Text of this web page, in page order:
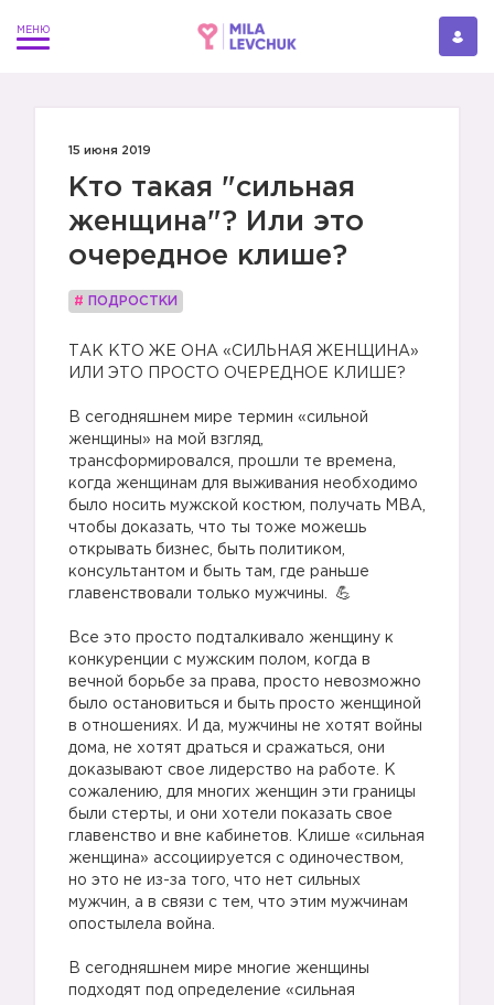
15 июня 2019
Кто такая "сильная
женщина"? Или это
очередное клише?
# ПОДРОСТКИ
ТАК КТО ЖЕ ОНА «СИЛЬНАЯ ЖЕНЩИНА»
ИЛИ ЭТО ПРОСТО ОЧЕРЕДНОЕ КЛИШЕ?
В сегодняшнем мире термин «сильной
женщины» на мой взгляд,
трансформировался, прошли те времена,
когда женщинам для выживания необходимо
было носить мужской костюм, получать MBA,
чтобы доказать, что ты тоже можешь
открывать бизнес, быть политиком,
консультантом и быть там, где раньше
главенствовали только мужчины.
Все это просто подталкивало женщину к
конкуренции с мужским полом, когда в
вечной борьбе за права, просто невозможно
было остановиться и быть просто женщиной
в отношениях. И да, мужчины не хотят войны
дома, не хотят драться и сражаться, они
доказывают свое лидерство на работе. К
сожалению, для многих женщин эти границы
были стерты, и они хотели показать свое
главенство и вне кабинетов. Клише «сильная
женщина» ассоциируется с одиночеством,
но это не из-за того, что нет сильных
мужчин, а в связи с тем, что этим мужчинам
опостылела война.
В сегодняшнем мире многие женщины
подходят под определение «сильная